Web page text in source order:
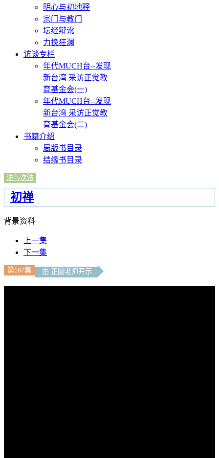
明心与初地释
宗门与教门
坛经辩讹
力挽狂澜
访谈专栏
年代MUCH台--发现
新台湾 采访正觉教
育基金会(一)
年代MUCH台--发现
新台湾 采访正觉教
育基金会(二)
书籍介绍
局版书目录
结缘书目录
法与次法
初禅
背景资料
上一集
下一集
第107集 由 正圜老师开示